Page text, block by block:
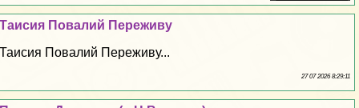
Таисия Повалий Переживу
Таисия Повалий Переживу...
27 07 2026 8:29:11